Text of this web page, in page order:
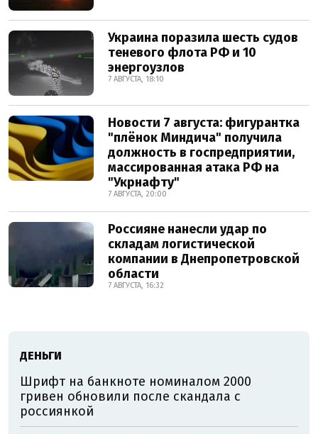
Украина поразила шесть судов
теневого флота РФ и 10
энергоузлов
7 АВГУСТА, 18:10
Новости 7 августа: фигурантка
"плёнок Миндича" получила
должность в госпредприятии,
массированная атака РФ на
"Укрнафту"
7 АВГУСТА, 20:00
Россияне нанесли удар по
складам логистической
компании в Днепропетровской
области
7 АВГУСТА, 16:32
ДЕНЬГИ
Шрифт на банкноте номиналом 2000
гривен обновили после скандала с
россиянкой